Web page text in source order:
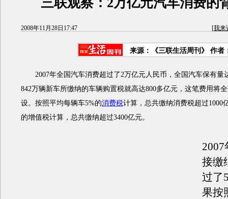
2008年11月28日17:47 [我来
来源：《三联生活周刊》 作者
2007年全国汽车消费超过了2万亿元人民币，全国汽车保有量
842万辆新车所缴纳的车辆购置税就高达800多亿元，这笔费用将
设。按照平均每辆车5%的消费税计算，总共缴纳消费税超过1000
的增值税计算，总共缴纳超过3400亿元。
接缴
过了
果按